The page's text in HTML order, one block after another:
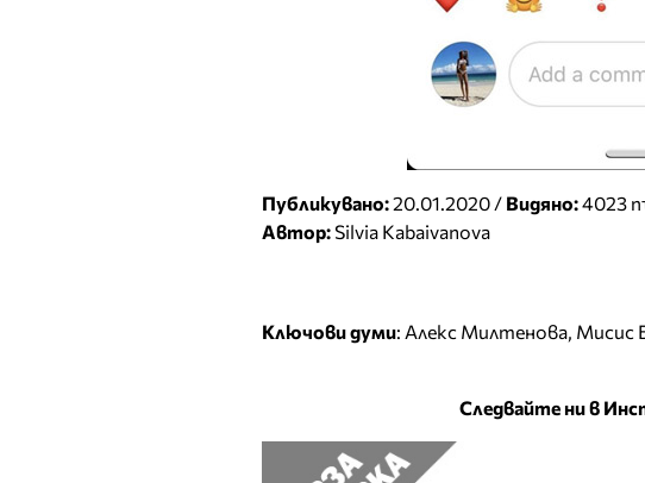
Публикувано:20.01.2020 / Видяно:4023
Автор:Silvia Kabaivanova
Ключови думи: Алекс Милтенова Мисис
Следвайте ни в